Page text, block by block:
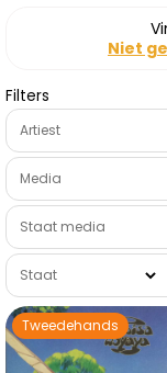
Niet
Filters
Artiest
Media
Staat media
Staat
Tweedehands